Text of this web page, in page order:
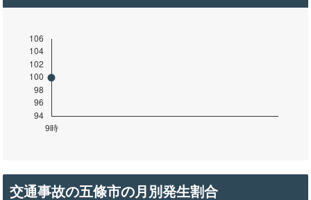
交通事故の五條市の月別発生割合